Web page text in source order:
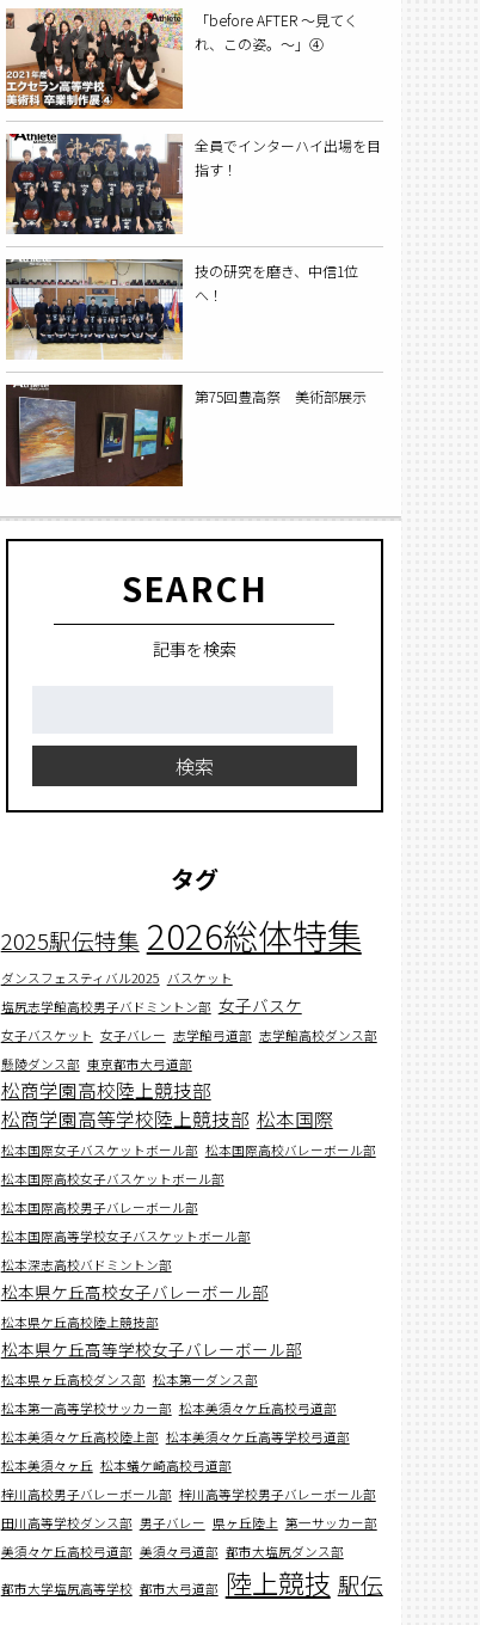
「before AFTER ～見てく
れ、この姿。～」④
全員でインターハイ出場を目
指す！
技の研究を磨き、中信1位
へ！
第75回豊高祭 美術部展示
SEARCH
記事を検索
検索
タグ
2025駅伝特集 2026総体特集
ダンスフェスティバル2025 バスケット
塩尻志学館高校男子バドミントン部 女子バスケ
女子バスケット 女子バレー 志学館弓道部 志学館高校ダンス部
懸陵ダンス部 東京都市大弓道部
松商学園高校陸上競技部
松商学園高等学校陸上競技部 松本国際
松本国際女子バスケットボール部 松本国際高校バレーボール部
松本国際高校女子バスケットボール部
松本国際高校男子バレーボール部
松本国際高等学校女子バスケットボール部
松本深志高校バドミントン部
松本県ケ丘高校女子バレーボール部
松本県ケ丘高校陸上競技部
松本県ケ丘高等学校女子バレーボール部
松本県ヶ丘高校ダンス部 松本第一ダンス部
松本第一高等学校サッカー部 松本美須々ケ丘高校弓道部
松本美須々ケ丘高校陸上部 松本美須々ケ丘高等学校弓道部
松本美須々ヶ丘 松本蟻ケ崎高校弓道部
梓川高校男子バレーボール部 梓川高等学校男子バレーボール部
田川高等学校ダンス部 男子バレー 県ヶ丘陸上 第一サッカー部
美須々ケ丘高校弓道部 美須々弓道部 都市大塩尻ダンス部
都市大学塩尻高等学校 都市大弓道部 陸上競技 駅伝